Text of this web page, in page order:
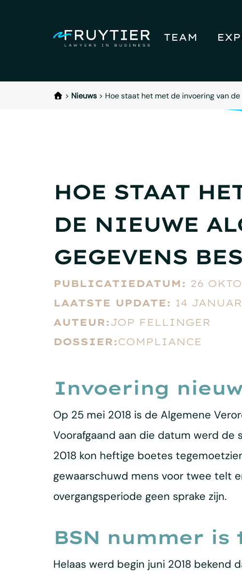
TEAM
> Nieuws> Hoe staat het met de invoering van
HOE STAAT
DE NIEUWE
GEGEVENS
PUBLICATIEDATUM: 26
LAATSTE UPDATE: 14
AUTEUR:JOP FELLINGER
DOSSIER:COMPLIANCE
Invoering
Op 25 mei 2018 is de Algemene
Voorafgaand aan die datum werd de
2018 kon heftige boetes
gewaarschuwd mens voor twee telt
overgangsperiode geen sprake zijn.
BSN nummer is
Helaas werd begin juni 2018 bekend